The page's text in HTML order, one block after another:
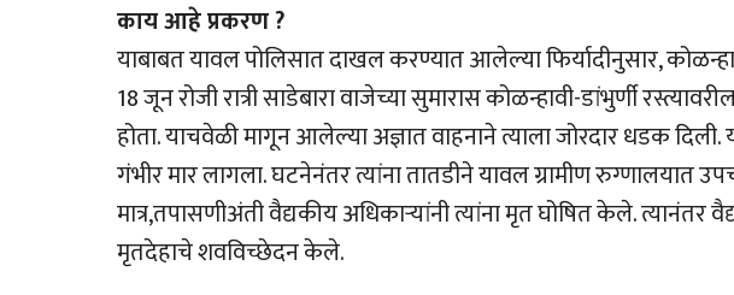
काय आहे प्रकरण ?
याबाबत यावल पोलिसात दाखल करण्यात आलेल्या फिर्यादीनुसार,
18 जून रोजी रात्री साडेबारा वाजेच्या सुमारास कोळन्हावी-डांभुर्णी
होता. याचवेळी मागून आलेल्या अज्ञात वाहनाने त्याला जोरदार धडक
गंभीर मार लागला. घटनेनंतर त्यांना तातडीने यावल ग्रामीण रुग्णालयात
मात्र,तपासणीअंती वैद्यकीय अधिकार्‍यांनी त्यांना मृत घोषित केले. त्यानंतर
मृतदेहाचे शवविच्छेदन केले.